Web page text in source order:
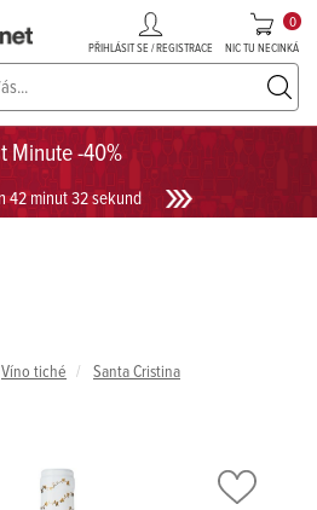
Minute -40%
42 minut 32 sekund
PŘIHLÁSIT SE / REGISTRACE NIC TU NECINKÁ
0
až do -30%!UKÁZAT PROSECCO
Víno tiché
Santa Cristina